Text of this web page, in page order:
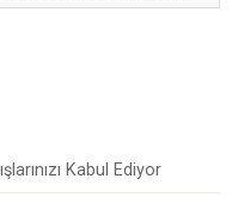
Kabul Ediyor